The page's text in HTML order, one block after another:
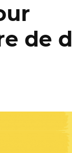
Design
mobiles
Modèles de
Modèles de
de